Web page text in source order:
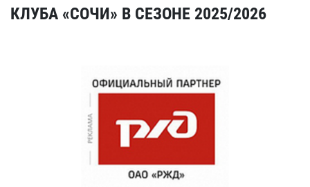
КЛУБА «СОЧИ» В СЕЗОНЕ 2025/2026